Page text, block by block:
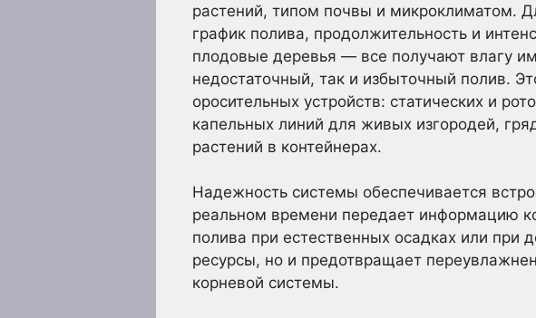
растений, типом почвы и микроклиматом.
график полива, продолжительность и
плодовые деревья — все получают влагу
недостаточный, так и избыточный полив.
оросительных устройств: статических и
капельных линий для живых изгородей,
растений в контейнерах.
Надежность системы обеспечивается
реальном времени передает информацию
полива при естественных осадках или при
ресурсы, но и предотвращает
корневой системы.